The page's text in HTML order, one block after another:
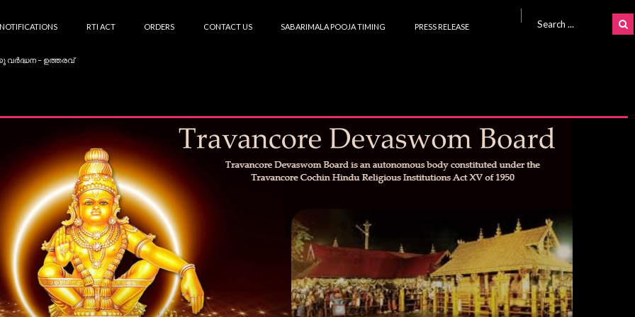
NOTIFICATIONS RTI ACT ORDERS CONTACT US SABARIMALA POOJA TIMING PRESS RELEASE
വർദ്ധന – ഉത്തരവ്